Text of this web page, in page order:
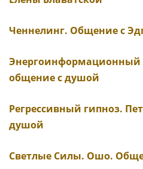
Ченнелинг. Общение с
Энергоинформационный
общение с душой
Регрессивный гипноз.
душой
Светлые Силы. Ошо.